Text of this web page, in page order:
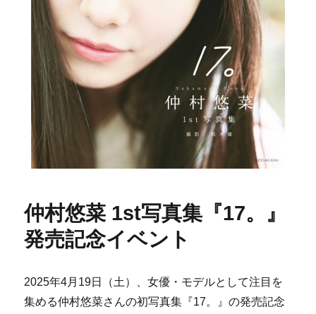
仲村悠菜 1st写真集『17。』
発売記念イベント
2025年4月19日（土）、女優・モデルとして注目を
集める仲村悠菜さんの初写真集『17。』の発売記念